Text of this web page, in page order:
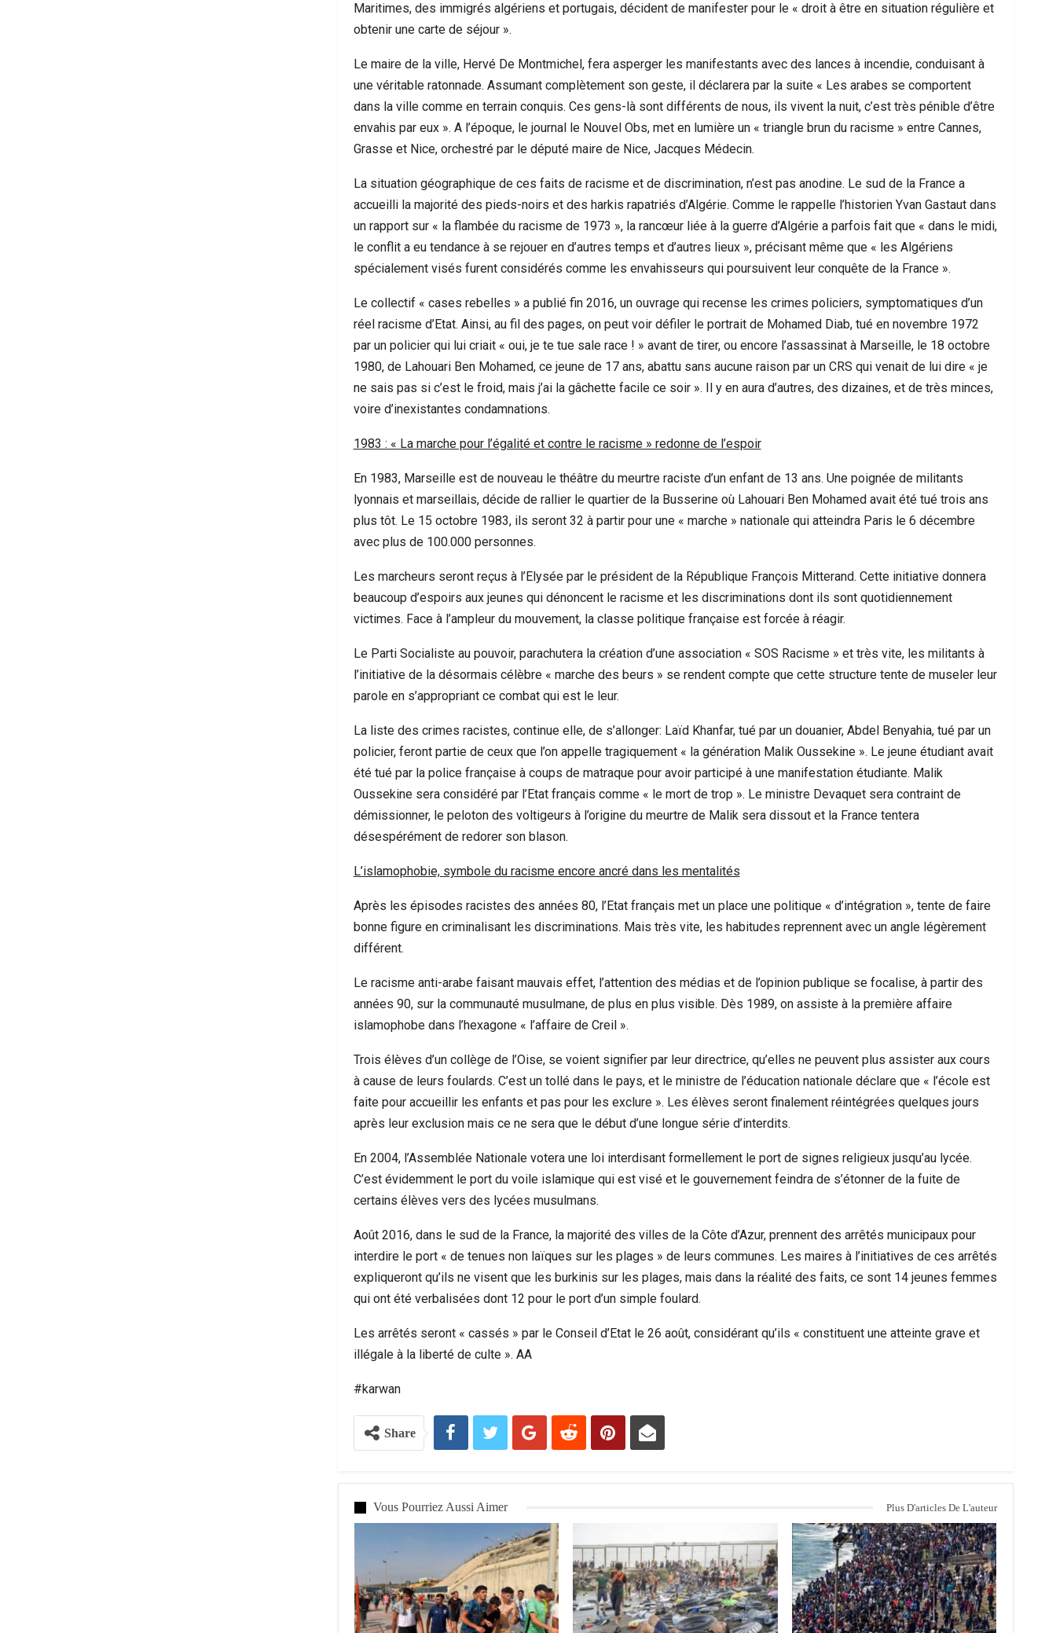
Maritimes, des immigrés algériens et portugais, décident de manifester pour le « droit à être en situation régulière et
obtenir une carte de séjour ».
Le maire de la ville, Hervé De Montmichel, fera asperger les manifestants avec des lances à incendie, conduisant à
une véritable ratonnade. Assumant complètement son geste, il déclarera par la suite « Les arabes se comportent
dans la ville comme en terrain conquis. Ces gens-là sont différents de nous, ils vivent la nuit, c’est très pénible d’être
envahis par eux ». A l’époque, le journal le Nouvel Obs, met en lumière un « triangle brun du racisme » entre Cannes,
Grasse et Nice, orchestré par le député maire de Nice, Jacques Médecin.
La situation géographique de ces faits de racisme et de discrimination, n’est pas anodine. Le sud de la France a
accueilli la majorité des pieds-noirs et des harkis rapatriés d’Algérie. Comme le rappelle l’historien Yvan Gastaut dans
un rapport sur « la flambée du racisme de 1973 », la rancœur liée à la guerre d’Algérie a parfois fait que « dans le midi,
le conflit a eu tendance à se rejouer en d’autres temps et d’autres lieux », précisant même que « les Algériens
spécialement visés furent considérés comme les envahisseurs qui poursuivent leur conquête de la France ».
Le collectif « cases rebelles » a publié fin 2016, un ouvrage qui recense les crimes policiers, symptomatiques d’un
réel racisme d’Etat. Ainsi, au fil des pages, on peut voir défiler le portrait de Mohamed Diab, tué en novembre 1972
par un policier qui lui criait « oui, je te tue sale race ! » avant de tirer, ou encore l’assassinat à Marseille, le 18 octobre
1980, de Lahouari Ben Mohamed, ce jeune de 17 ans, abattu sans aucune raison par un CRS qui venait de lui dire « je
ne sais pas si c’est le froid, mais j’ai la gâchette facile ce soir ». Il y en aura d’autres, des dizaines, et de très minces,
voire d’inexistantes condamnations.
1983 : « La marche pour l’égalité et contre le racisme » redonne de l’espoir
En 1983, Marseille est de nouveau le théâtre du meurtre raciste d’un enfant de 13 ans. Une poignée de militants
lyonnais et marseillais, décide de rallier le quartier de la Busserine où Lahouari Ben Mohamed avait été tué trois ans
plus tôt. Le 15 octobre 1983, ils seront 32 à partir pour une « marche » nationale qui atteindra Paris le 6 décembre
avec plus de 100.000 personnes.
Les marcheurs seront reçus à l’Elysée par le président de la République François Mitterand. Cette initiative donnera
beaucoup d’espoirs aux jeunes qui dénoncent le racisme et les discriminations dont ils sont quotidiennement
victimes. Face à l’ampleur du mouvement, la classe politique française est forcée à réagir.
Le Parti Socialiste au pouvoir, parachutera la création d’une association « SOS Racisme » et très vite, les militants à
l’initiative de la désormais célèbre « marche des beurs » se rendent compte que cette structure tente de museler leur
parole en s’appropriant ce combat qui est le leur.
La liste des crimes racistes, continue elle, de s’allonger: Laïd Khanfar, tué par un douanier, Abdel Benyahia, tué par un
policier, feront partie de ceux que l’on appelle tragiquement « la génération Malik Oussekine ». Le jeune étudiant avait
été tué par la police française à coups de matraque pour avoir participé à une manifestation étudiante. Malik
Oussekine sera considéré par l’Etat français comme « le mort de trop ». Le ministre Devaquet sera contraint de
démissionner, le peloton des voltigeurs à l’origine du meurtre de Malik sera dissout et la France tentera
désespérément de redorer son blason.
L’islamophobie, symbole du racisme encore ancré dans les mentalités
Après les épisodes racistes des années 80, l’Etat français met un place une politique « d’intégration », tente de faire
bonne figure en criminalisant les discriminations. Mais très vite, les habitudes reprennent avec un angle légèrement
différent.
Le racisme anti-arabe faisant mauvais effet, l’attention des médias et de l’opinion publique se focalise, à partir des
années 90, sur la communauté musulmane, de plus en plus visible. Dès 1989, on assiste à la première affaire
islamophobe dans l’hexagone « l’affaire de Creil ».
Trois élèves d’un collège de l’Oise, se voient signifier par leur directrice, qu’elles ne peuvent plus assister aux cours
à cause de leurs foulards. C’est un tollé dans le pays, et le ministre de l’éducation nationale déclare que « l’école est
faite pour accueillir les enfants et pas pour les exclure ». Les élèves seront finalement réintégrées quelques jours
après leur exclusion mais ce ne sera que le début d’une longue série d’interdits.
En 2004, l’Assemblée Nationale votera une loi interdisant formellement le port de signes religieux jusqu’au lycée.
C’est évidemment le port du voile islamique qui est visé et le gouvernement feindra de s’étonner de la fuite de
certains élèves vers des lycées musulmans.
Août 2016, dans le sud de la France, la majorité des villes de la Côte d’Azur, prennent des arrêtés municipaux pour
interdire le port « de tenues non laïques sur les plages » de leurs communes. Les maires à l’initiatives de ces arrêtés
expliqueront qu’ils ne visent que les burkinis sur les plages, mais dans la réalité des faits, ce sont 14 jeunes femmes
qui ont été verbalisées dont 12 pour le port d’un simple foulard.
Les arrêtés seront « cassés » par le Conseil d’Etat le 26 août, considérant qu’ils « constituent une atteinte grave et
illégale à la liberté de culte ». AA
#karwan
Share
Vous Pourriez Aussi Aimer Plus D'articles De L'auteur